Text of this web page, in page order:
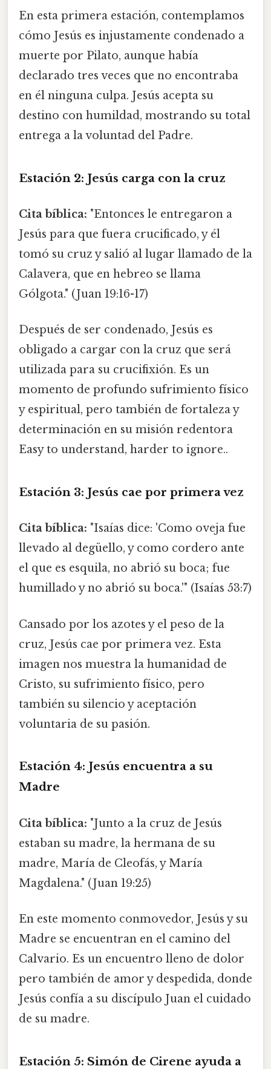
En esta primera estación, contemplamos
cómo Jesús es injustamente condenado a
muerte por Pilato, aunque había
declarado tres veces que no encontraba
en él ninguna culpa. Jesús acepta su
destino con humildad, mostrando su total
entrega a la voluntad del Padre.
Estación 2: Jesús carga con la cruz
Cita bíblica: "Entonces le entregaron a
Jesús para que fuera crucificado, y él
tomó su cruz y salió al lugar llamado de la
Calavera, que en hebreo se llama
Gólgota." (Juan 19:16-17)
Después de ser condenado, Jesús es
obligado a cargar con la cruz que será
utilizada para su crucifixión. Es un
momento de profundo sufrimiento físico
y espiritual, pero también de fortaleza y
determinación en su misión redentora
Easy to understand, harder to ignore..
Estación 3: Jesús cae por primera vez
Cita bíblica: "Isaías dice: 'Como oveja fue
llevado al degüello, y como cordero ante
el que es esquila, no abrió su boca; fue
humillado y no abrió su boca.'" (Isaías 53:7)
Cansado por los azotes y el peso de la
cruz, Jesús cae por primera vez. Esta
imagen nos muestra la humanidad de
Cristo, su sufrimiento físico, pero
también su silencio y aceptación
voluntaria de su pasión.
Estación 4: Jesús encuentra a su
Madre
Cita bíblica: "Junto a la cruz de Jesús
estaban su madre, la hermana de su
madre, María de Cleofás, y María
Magdalena." (Juan 19:25)
En este momento conmovedor, Jesús y su
Madre se encuentran en el camino del
Calvario. Es un encuentro lleno de dolor
pero también de amor y despedida, donde
Jesús confía a su discípulo Juan el cuidado
de su madre.
Estación 5: Simón de Cirene ayuda a